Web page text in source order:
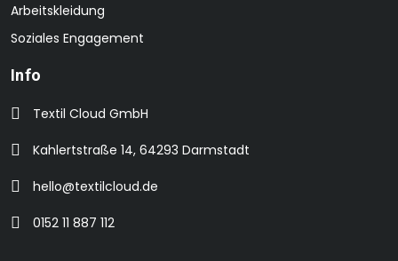
Arbeitskleidung
Soziales Engagement
Info
Textil Cloud GmbH
Kahlertstraße 14, 64293 Darmstadt
hello@textilcloud.de
0152 11 887 112